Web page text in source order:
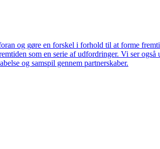
og gøre en forskel i forhold til at forme
som en serie af udfordringer. Vi ser
og samspil gennem partnerskaber.